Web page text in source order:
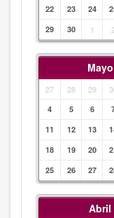
22
23 24
29
30 1
27 28 29
4
5 6
11
12 13
18
19 20
25
26 27
Abril